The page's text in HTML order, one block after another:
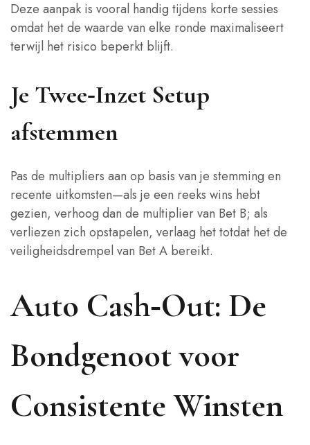
Deze aanpak is vooral handig tijdens korte sessies
omdat het de waarde van elke ronde maximaliseert
terwijl het risico beperkt blijft.
Je Twee‑Inzet Setup
afstemmen
Pas de multipliers aan op basis van je stemming en
recente uitkomsten—als je een reeks wins hebt
gezien, verhoog dan de multiplier van Bet B; als
verliezen zich opstapelen, verlaag het totdat het de
veiligheidsdrempel van Bet A bereikt.
Auto Cash‑Out: De
Bondgenoot voor
Consistente Winsten